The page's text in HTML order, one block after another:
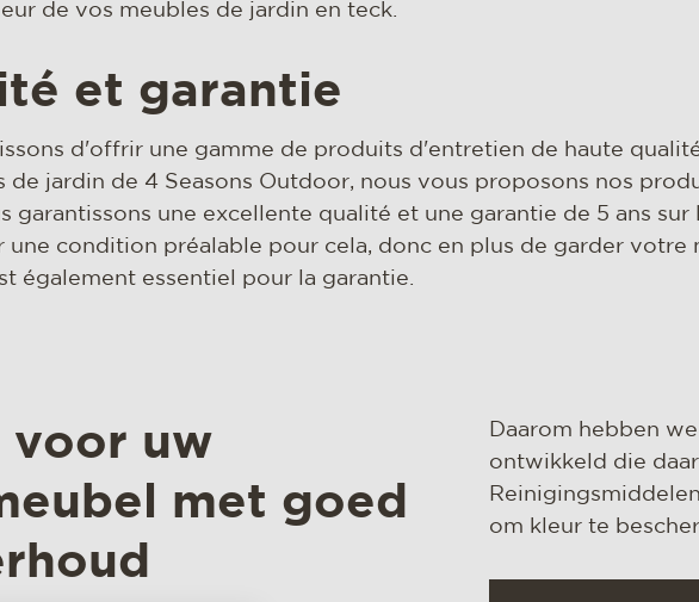
de vos meubles de jardin en teck.
et garantie
d'offrir une gamme de produits d'entretien de haute
de jardin de 4 Seasons Outdoor, nous vous proposons nos
garantissons une excellente qualité et une garantie de 5 ans
une condition préalable pour cela, donc en plus de garder
également essentiel pour la garantie.
voor uw
met goed
Daarom hebben
ontwikkeld die
om kleur te